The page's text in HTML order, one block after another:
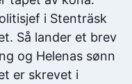
i Stenträsk
Så lander et brev
og Helenas sønn
er skrevet i